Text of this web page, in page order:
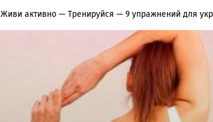
Живи активно — Тренируйся — 9 упражнений для